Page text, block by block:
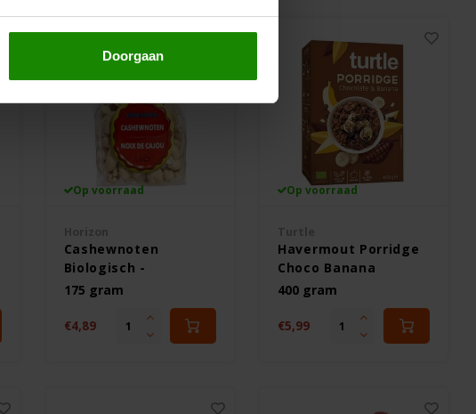
Doorgaan
Op voorraad
Cashewnoten
Biologisch -
Glutenvrij
175 gram
€4,89
Op voorraad
Havermout Porridge
Choco Banana
Biologisch 400 gram -
400 gram
€5,99